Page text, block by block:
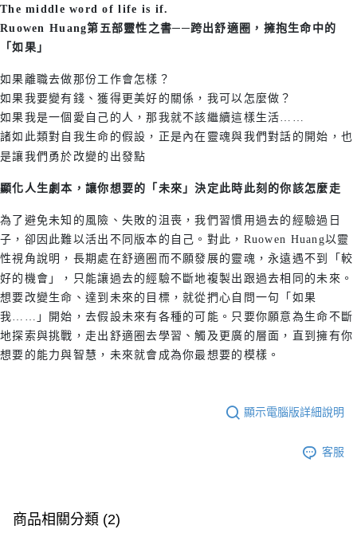
The middle word of life is if.
Ruowen Huang第五部靈性之書──跨出舒適圈，擁抱生命中的
「如果」
如果離職去做那份工作會怎樣？
如果我要變有錢、獲得更美好的關係，我可以怎麼做？
如果我是一個愛自己的人，那我就不該繼續這樣生活……
諸如此類對自我生命的假設，正是內在靈魂與我們對話的開始，也
是讓我們勇於改變的出發點
顯化人生劇本， 讓你想要的「未來」決定此時此刻的你該怎麼走
為了避免未知的風險、失敗的沮喪，我們習慣用過去的經驗過日
子，卻因此難以活出不同版本的自己。對此，Ruowen Huang以靈
性視角說明，長期處在舒適圈而不願發展的靈魂，永遠遇不到「較
好的機會」，只能讓過去的經驗不斷地複製出跟過去相同的未來。
想要改變生命、達到未來的目標，就從捫心自問一句「如果
我……」開始，去假設未來有各種的可能。只要你願意為生命不斷
地探索與挑戰，走出舒適圈去學習、觸及更廣的層面，直到擁有你
想要的能力與智慧，未來就會成為你最想要的模樣。
顯示電腦版詳細說明
客服
商品相關分類 (2)